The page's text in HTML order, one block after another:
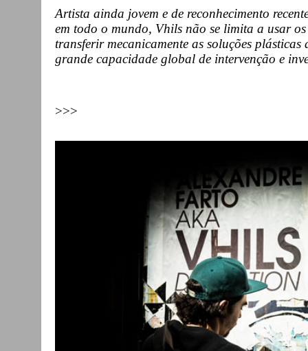
Artista ainda jovem e de reconhecimento
em todo o mundo, Vhils não se limita a usar
transferir mecanicamente as soluções
grande capacidade global de intervenção e
>>>